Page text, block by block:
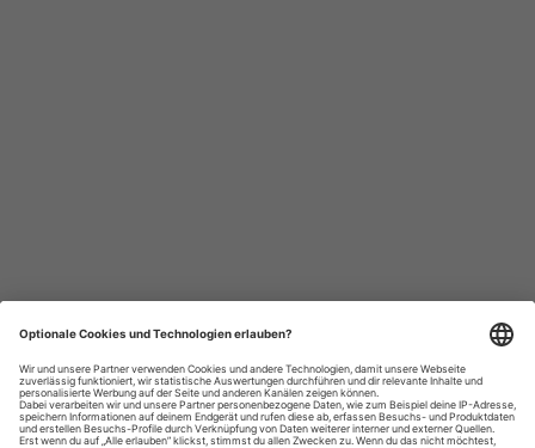
Datenschutzhinweise
Impressum